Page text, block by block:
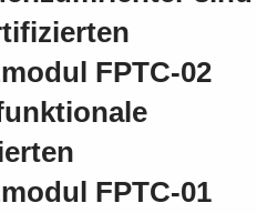
FPTC-02
FPTC-01